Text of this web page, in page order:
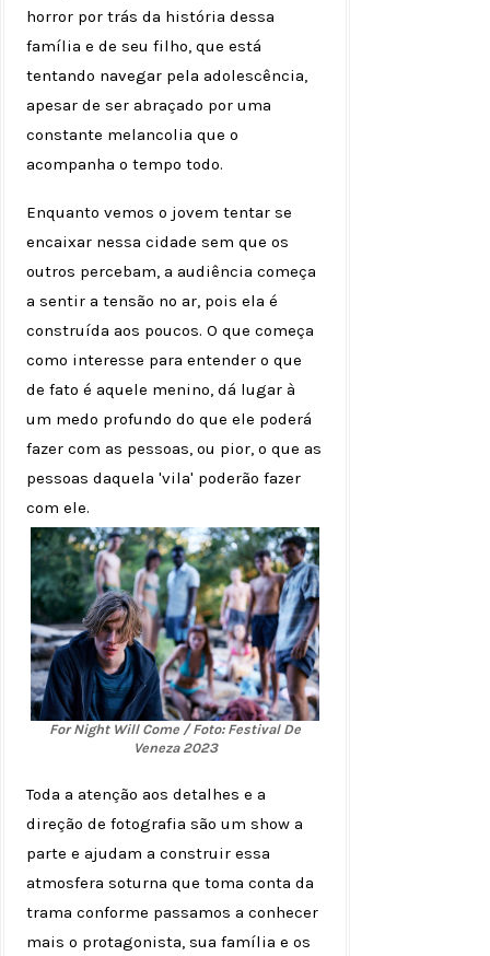
horror por trás da história dessa
família e de seu filho, que está
tentando navegar pela adolescência,
apesar de ser abraçado por uma
constante melancolia que o
acompanha o tempo todo.
Enquanto vemos o jovem tentar se
encaixar nessa cidade sem que os
outros percebam, a audiência começa
a sentir a tensão no ar, pois ela é
construída aos poucos. O que começa
como interesse para entender o que
de fato é aquele menino, dá lugar à
um medo profundo do que ele poderá
fazer com as pessoas, ou pior, o que as
pessoas daquela 'vila' poderão fazer
com ele.
For Night Will Come / Foto: Festival De
Veneza 2023
Toda a atenção aos detalhes e a
direção de fotografia são um show a
parte e ajudam a construir essa
atmosfera soturna que toma conta da
trama conforme passamos a conhecer
mais o protagonista, sua família e os